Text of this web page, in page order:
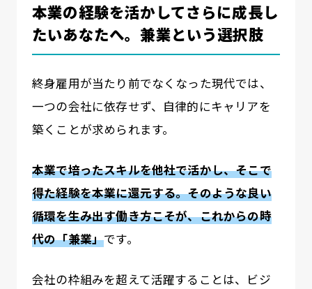
本業の経験を活かしてさらに成長し
たいあなたへ。兼業という選択肢
終身雇用が当たり前でなくなった現代では、
一つの会社に依存せず、自律的にキャリアを
築くことが求められます。
本業で培ったスキルを他社で活かし、そこで
得た経験を本業に還元する。そのような良い
循環を生み出す働き方こそが、これからの時
代の「兼業」です。
会社の枠組みを超えて活躍することは、ビジ